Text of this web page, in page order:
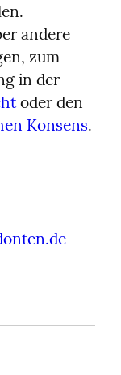
andere
zum
oder den
Konsens.